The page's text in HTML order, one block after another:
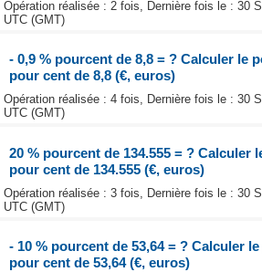
Opération réalisée : 2 fois, Dernière fois le : 30
UTC (GMT)
- 0,9 % pourcent de 8,8 = ? Calculer le
pour cent de 8,8 (€, euros)
Opération réalisée : 4 fois, Dernière fois le : 30
UTC (GMT)
20 % pourcent de 134.555 = ? Calculer
pour cent de 134.555 (€, euros)
Opération réalisée : 3 fois, Dernière fois le : 30
UTC (GMT)
- 10 % pourcent de 53,64 = ? Calculer
pour cent de 53,64 (€, euros)